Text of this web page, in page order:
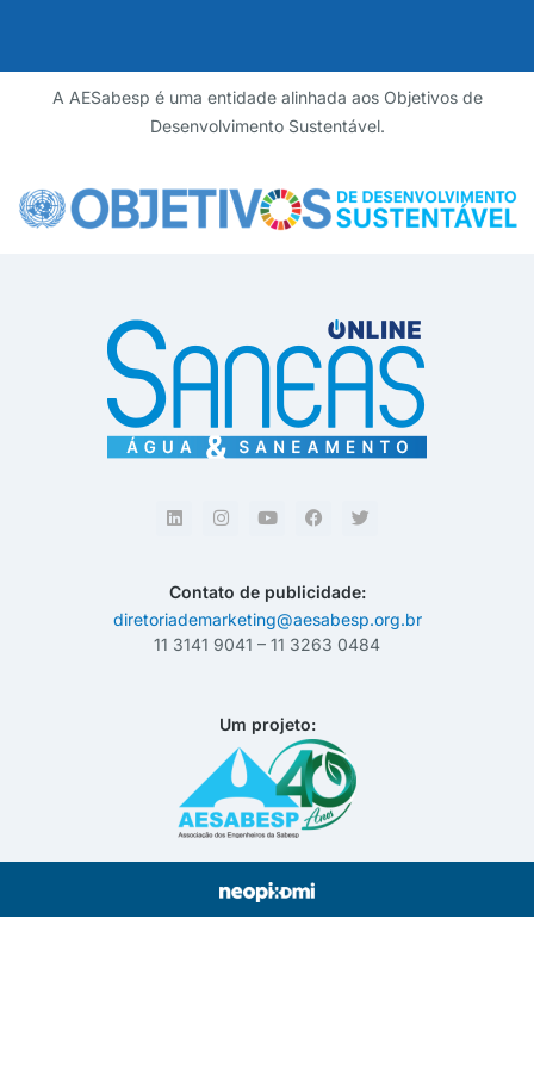
A AESabesp é uma entidade alinhada aos Objetivos de
Desenvolvimento Sustentável.
Contato de publicidade:
diretoriademarketing@aesabesp.org.br
11 3141 9041 – 11 3263 0484
Um projeto: